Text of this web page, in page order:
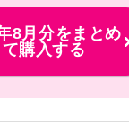
8月分をまとめ
て購入する